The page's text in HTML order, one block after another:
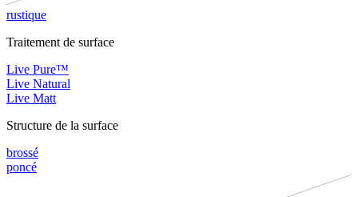
rustique
Traitement de surface
Live Pure™
Live Natural
Live Matt
Structure de la surface
brossé
poncé